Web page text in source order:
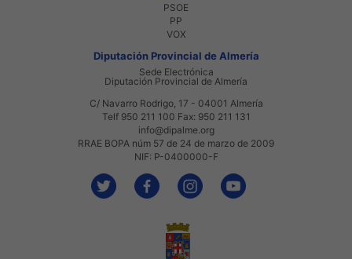
PSOE
PP
VOX
Diputación Provincial de Almería
Sede Electrónica
Diputación Provincial de Almería
C/ Navarro Rodrigo, 17 - 04001 Almería
Telf 950 211 100 Fax: 950 211 131
info@dipalme.org
RRAE BOPA núm 57 de 24 de marzo de 2009
NIF: P-0400000-F